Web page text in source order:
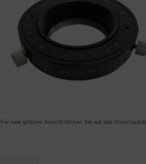
Für eine größere Ansicht klicken Sie auf das Vorschaubild